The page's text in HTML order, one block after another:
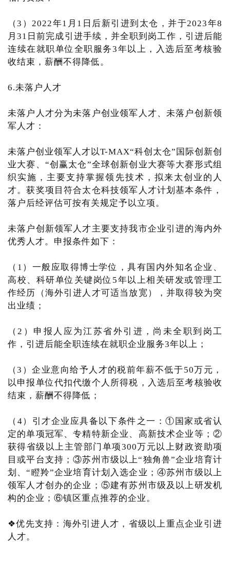
（3）2022年1月1日后新引进到太仓，并于2023年8
月31日前完成引进手续，并全职到岗工作，引进后能
连续在就职单位全职服务3年以上，入选后至考核验
收结束，薪酬不得降低。
6.未落户人才
未落户人才分为未落户创业领军人才、未落户创新领
军人才：
未落户创业领军人才以T-MAX“科创太仓”国际创新创
业大赛、“创赢太仓”全球创新创业大赛等大赛形式组
织实施，主要支持掌握领先技术，拟来太创业的人
才。获奖项目符合太仓科技领军人才计划基本条件，
落户后经评估可按有关规定予以立项。
未落户创新领军人才主要支持我市企业引进的海内外
优秀人才。申报条件如下：
（1）一般应取得博士学位，具有国内外知名企业、
高校、科研单位关键岗位5年以上相关研发或管理工
作经历（海外引进人才可适当放宽），并取得较为突
出业绩；
（2）申报人应为江苏省外引进，尚未全职到岗工
作，引进后能全职连续在就职企业服务3年以上；
（3）企业意向给予人才的税前年薪不低于50万元，
以申报单位代扣代缴个人所得税，入选后至考核验收
结束，薪酬不得降低；
（4）引才企业应具备以下条件之一：①国家或省认
定的单项冠军、专精特新企业、高新技术企业等；②
获得省级以上主管部门单项300万元以上财政资助项
目或平台支持；③苏州市级以上“独角兽”企业培育计
划、“瞪羚”企业培育计划入选企业；④苏州市级以上
领军人才创办的企业；⑤建有苏州市级及以上研发机
构的企业；⑥镇区重点推荐的企业。
❖优先支持：海外引进人才，省级以上重点企业引进
人才。